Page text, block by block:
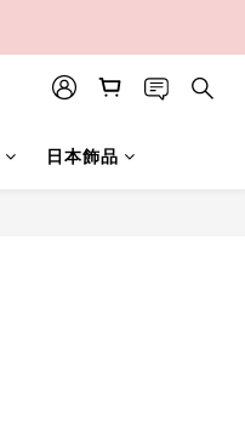
日本飾品